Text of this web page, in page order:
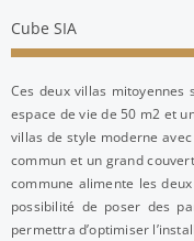
Cube SIA
Ces deux villas mitoyennes
espace de vie de 50 m2 et
villas de style moderne
commun et un grand
commune alimente les
possibilité de poser des
permettra d’optimiser